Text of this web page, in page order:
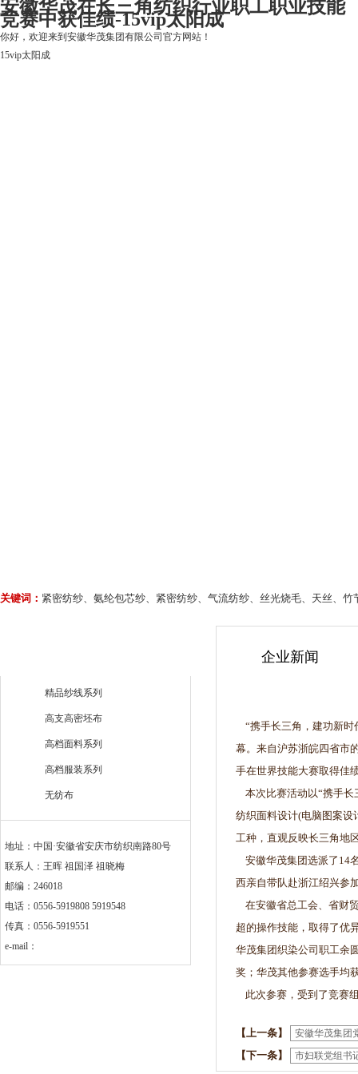
安徽华茂在长三角纺织行业职工职业技能
竞赛中获佳绩-15vip太阳成
你好，欢迎来到安徽华茂集团有限公司官方网站！
15vip太阳成
关键词： 紧密纺纱、氨纶包芯纱、紧密纺纱、气流纺纱、丝光烧毛、天丝、
精品纱线系列
高支高密坯布
高档面料系列
高档服装系列
无纺布
地址：中国·安徽省安庆市纺织南路80号
联系人：王晖 祖国泽 祖晓梅
邮编：246018
电话：0556-5919808 5919548
传真：0556-5919551
e-mail：
企业新闻
“携手长三角，建功新时
幕。来自沪苏浙皖四省市
手在世界技能大赛取得佳
本次比赛活动以“携手长
纺织面料设计(电脑图案设
工种，直观反映长三角地
安徽华茂集团选派了14
西亲自带队赴浙江绍兴参
在安徽省总工会、省财
超的操作技能，取得了优
华茂集团织染公司职工余
奖；华茂其他参赛选手均
此次参赛，受到了竞赛
【上一条】 安徽华茂集团
【下一条】 市妇联党组书